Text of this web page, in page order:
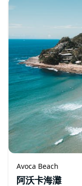
Avoca Beach
阿沃卡海灘